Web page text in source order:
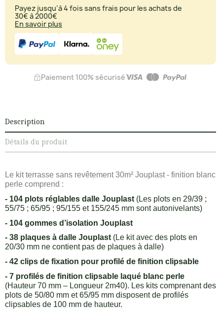
Payez jusqu’à 4 fois sans frais pour les achats de
30€ à 2000€
En savoir plus
Paiement 100% sécurisé
Description
Détails du produit
Le kit terrasse sans revêtement 30m² Jouplast - finition blanc
perle comprend :
- 104 plots réglables dalle Jouplast (Les plots en 29/39 ;
55/75 ; 65/95 ; 95/155 et 155/245 mm sont autonivelants)
- 104 gommes d’isolation Jouplast
- 38 plaques à dalle Jouplast (Le kit avec des plots en
20/30 mm ne contient pas de plaques à dalle)
- 42 clips de fixation pour profilé de finition clipsable
- 7 profilés de finition clipsable laqué blanc perle
(Hauteur 70 mm – Longueur 2m40). Les kits comprenant des
plots de 50/80 mm et 65/95 mm disposent de profilés
clipsables de 100 mm de hauteur.